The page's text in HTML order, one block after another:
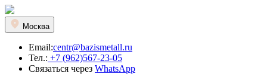
Москва
Email:centr@bazismetall.ru
Тел.: +7 (962)567-23-05
Связаться через WhatsApp